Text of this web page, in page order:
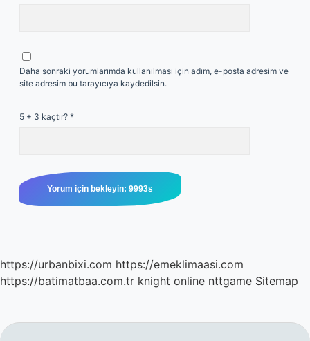
Daha sonraki yorumlarımda kullanılması için adım, e-posta adresim ve
site adresim bu tarayıcıya kaydedilsin.
5 + 3 kaçtır? *
https://urbanbixi.com https://emeklimaasi.com
https://batimatbaa.com.tr knight online nttgame Sitemap